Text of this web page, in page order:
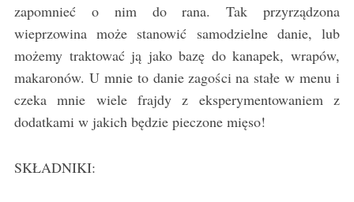
zapomnieć o nim do rana. Tak przyrządzona
wieprzowina może stanowić samodzielne danie, lub
możemy traktować ją jako bazę do kanapek, wrapów,
makaronów. U mnie to danie zagości na stałe w menu i
czeka mnie wiele frajdy z eksperymentowaniem z
dodatkami w jakich będzie pieczone mięso!
SKŁADNIKI: